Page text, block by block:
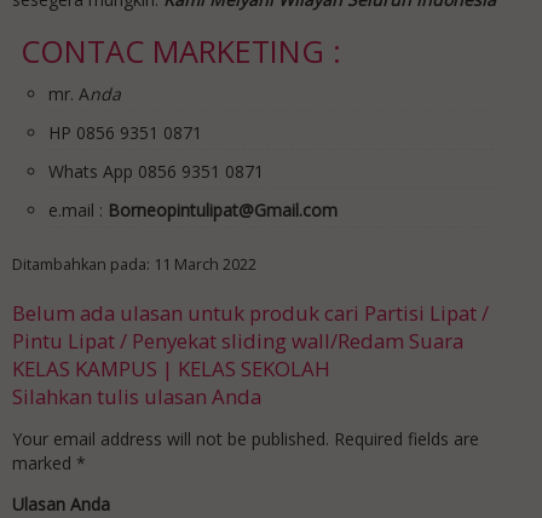
CONTAC MARKETING :
mr. Anda
HP 0856 9351 0871
Whats App 0856 9351 0871
e.mail : Borneopintulipat@Gmail.com
Ditambahkan pada: 11 March 2022
Belum ada ulasan untuk produk cari Partisi Lipat /
Pintu Lipat / Penyekat sliding wall/Redam Suara
KELAS KAMPUS | KELAS SEKOLAH
Silahkan tulis ulasan Anda
Your email address will not be published. Required fields are
marked *
Ulasan Anda